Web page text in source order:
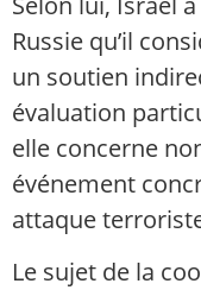
Russie qu’il
un soutien
évaluation
elle concerne
événement
attaque
Le sujet de la